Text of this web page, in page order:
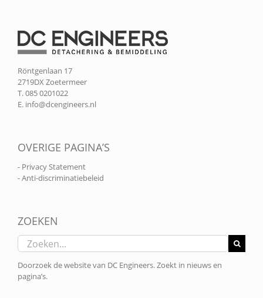
Röntgenlaan 17
2719DX Zoetermeer
T. 085 0201022
E. info@dcengineers.nl
OVERIGE PAGINA’S
- Privacy Statement
- Anti-discriminatiebeleid
ZOEKEN
Zoeken
naar:
Doorzoek de website van DC Engineers. Zoekt in nieuws en
pagina’s.